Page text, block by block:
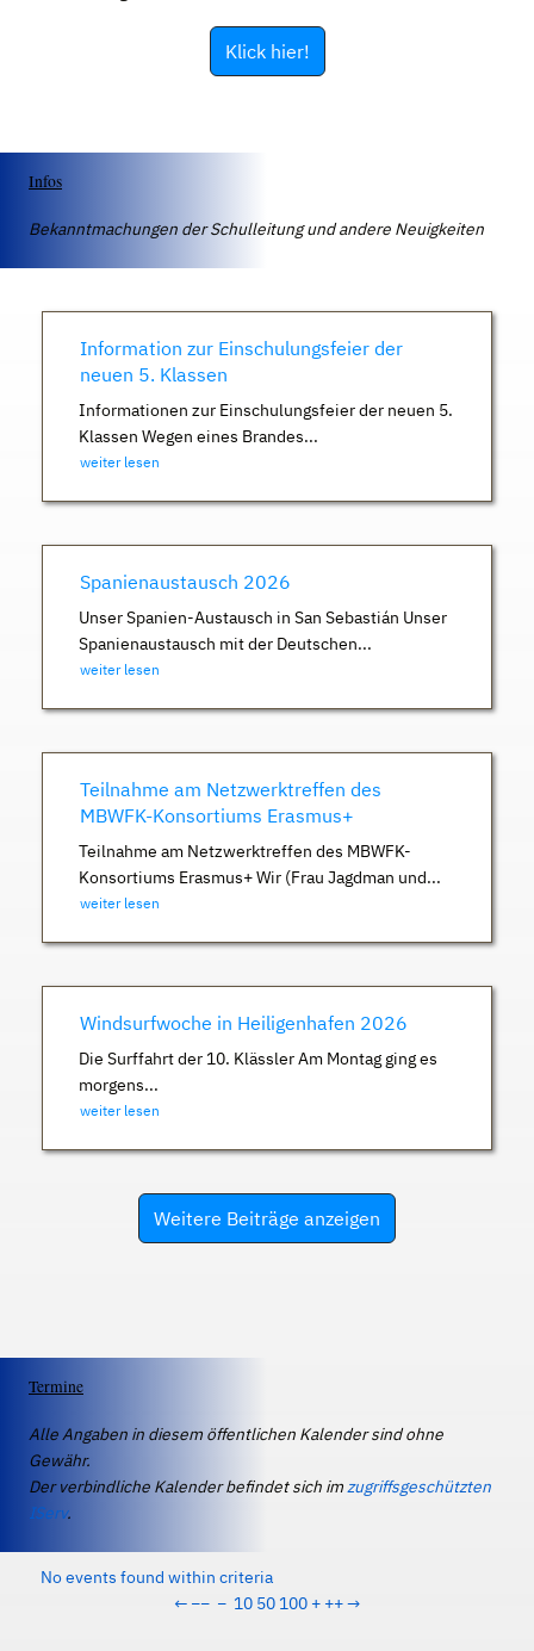
Klick hier!
Infos
Bekanntmachungen der Schulleitung und andere Neuigkeiten
Information zur Einschulungsfeier der
neuen 5. Klassen
Informationen zur Einschulungsfeier der neuen 5.
Klassen Wegen eines Brandes...
weiter lesen
Spanienaustausch 2026
Unser Spanien-Austausch in San Sebastián Unser
Spanienaustausch mit der Deutschen...
weiter lesen
Teilnahme am Netzwerktreffen des
MBWFK-Konsortiums Erasmus+
Teilnahme am Netzwerktreffen des MBWFK-
Konsortiums Erasmus+ Wir (Frau Jagdman und...
weiter lesen
Windsurfwoche in Heiligenhafen 2026
Die Surffahrt der 10. Klässler Am Montag ging es
morgens...
weiter lesen
Weitere Beiträge anzeigen
Termine
Alle Angaben in diesem öffentlichen Kalender sind ohne
Gewähr.
Der verbindliche Kalender befindet sich imzugriffsgeschützten
IServ.
No events found within criteria
← −− − 10 50 100 + ++→